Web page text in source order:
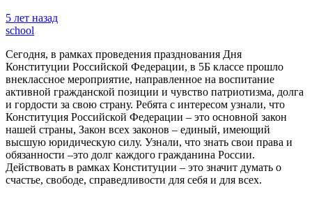
5 лет назад
school
Сегодня, в рамках проведения празднования Дня
Конституции Российской Федерации, в 5Б классе прошло
внеклассное мероприятие, направленное на воспитание
активной гражданской позиции и чувство патриотизма, долга
и гордости за свою страну. Ребята с интересом узнали, что
Конституция Российской Федерации – это основной закон
нашей страны, Закон всех законов – единый, имеющий
высшую юридическую силу. Узнали, что знать свои права и
обязанности –это долг каждого гражданина России.
Действовать в рамках Конституции – это значит думать о
счастье, свободе, справедливости для себя и для всех.